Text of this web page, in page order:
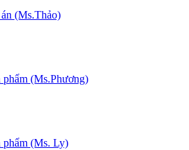
(Ms.Thảo)
phẩm (Ms.Phương)
phẩm (Ms. Ly)